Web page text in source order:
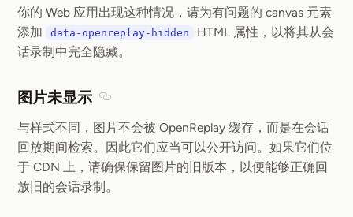
你的 Web 应用出现这种情况，请为有问题的 canvas 元素
添加
data-openreplay-hidden
HTML 属性，以将其从会
话录制中完全隐藏。
图片未显示
与样式不同，图片不会被 OpenReplay 缓存，而是在会话
回放期间检索。因此它们应当可以公开访问。如果它们位
于 CDN 上，请确保保留图片的旧版本，以便能够正确回
放旧的会话录制。